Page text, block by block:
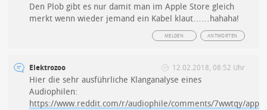
Den Plob gibt es nur damit man im Apple Store gleich
merkt wenn wieder jemand ein Kabel klaut……hahaha!
ANTWORTEN
MELDEN
Elektrozoo 12.02.2018, 08:52 Uhr
Hier die sehr ausführliche Klanganalyse eines
Audiophilen:
https://www.reddit.com/r/audiophile/comments/7wwtqy/